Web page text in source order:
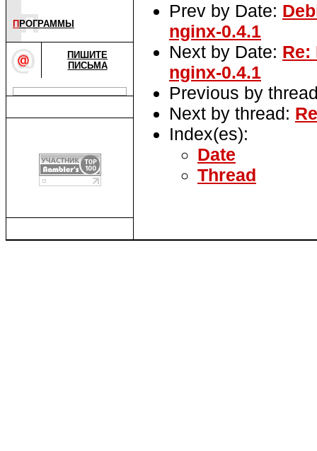
П РОГРАММЫ
ПИШИТЕ
ПИСЬМА
Prev by Date:
nginx-0.4.1
Next by Date: Re:
nginx-0.4.1
Previous by
Next by thread:
Index(es):
Date
Thread